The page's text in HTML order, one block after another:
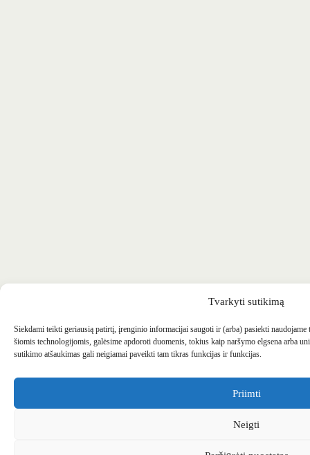
Tvarkyti sutikimą
Siekdami teikti geriausią patirtį, įrenginio informacijai saugoti ir (arba) pasiekti
šiomis technologijomis, galėsime apdoroti duomenis, tokius kaip naršymo elgsena arba
sutikimo atšaukimas gali neigiamai paveikti tam tikras funkcijas ir funkcijas.
Priimti
Neigti